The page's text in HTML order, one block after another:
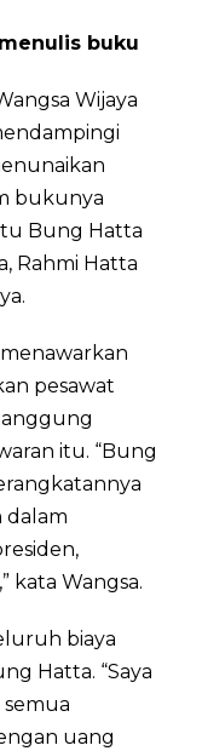
buku
Wijaya
bukunya
Bung Hatta
Rahmi Hatta
pesawat
itu. “Bung
dalam
kata Wangsa.
biaya
Hatta. “Saya
uang